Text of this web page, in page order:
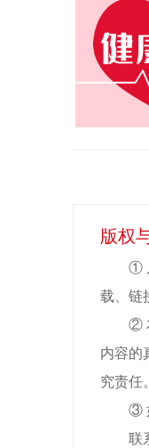
版权
①
载、链
②
内容的
究责任
③
联